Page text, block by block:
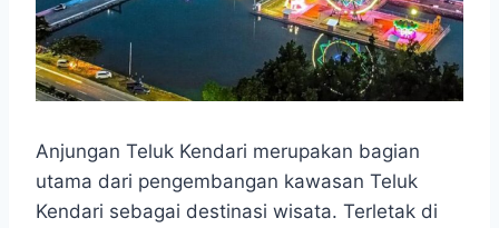
Anjungan Teluk Kendari merupakan bagian
utama dari pengembangan kawasan Teluk
Kendari sebagai destinasi wisata. Terletak di